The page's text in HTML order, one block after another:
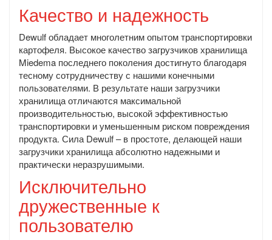
Качество и надежность
Dewulf обладает многолетним опытом транспортировки
картофеля. Высокое качество загрузчиков хранилища
Miedema последнего поколения достигнуто благодаря
тесному сотрудничеству с нашими конечными
пользователями. В результате наши загрузчики
хранилища отличаются максимальной
производительностью, высокой эффективностью
транспортировки и уменьшенным риском повреждения
продукта. Сила Dewulf – в простоте, делающей наши
загрузчики хранилища абсолютно надежными и
практически неразрушимыми.
Исключительно
дружественные к
пользователю